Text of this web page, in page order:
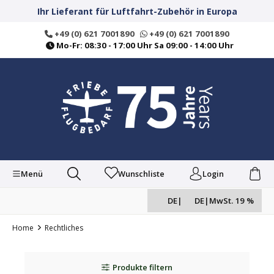
springenIhr Lieferant für Luftfahrt-Zubehör in Europa
+49 (0) 621 7001890
+49 (0) 621 7001890
Mo-Fr: 08:30 - 17:00 Uhr Sa 09:00 - 14:00 Uhr
Menü Wunschliste Login
DE| DE| MwSt. 19 %
Home Rechtliches
Produkte filtern